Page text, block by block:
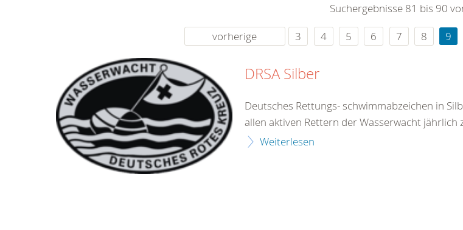
rund um die Uhr
Suchergebnisse 81 bis 90
vorherige
3 4 5 6 7 8 9
DRSA Silber
Deutsches Rettungs- schwimmabzeichen in
allen aktiven Rettern der Wasserwacht
Weiterlesen